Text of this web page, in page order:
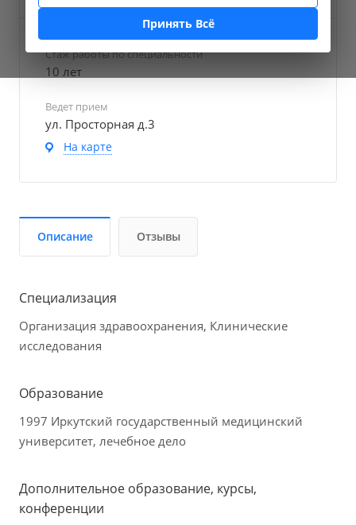
Стаж работы по специальности
10 лет
Ведет прием
ул. Просторная д.3
На карте
Описание Отзывы
Специализация
Организация здравоохранения, Клинические
исследования
Образование
1997 Иркутский государственный медицинский
университет, лечебное дело
Дополнительное образование, курсы,
конференции
Принять Всё